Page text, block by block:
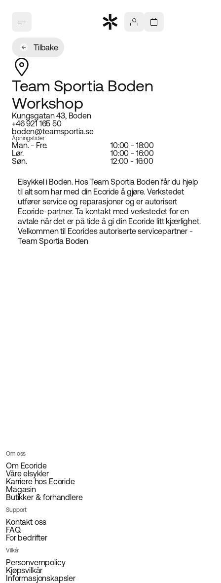
Tilbake
Team Sportia Boden
Workshop
Kungsgatan 43, Boden
+46 921 165 50
boden@teamsportia.se
Åpningstider
Man. - Fre.
10:00 - 18:00
Lør.
10:00 - 16:00
Søn.
12:00 - 16:00
Elsykkel i Boden. Hos Team Sportia Boden får du hjelp
til alt som har med din Ecoride å gjøre. Verkstedet
utfører service og reparasjoner og er autorisert
Ecoride-partner. Ta kontakt med verkstedet for en
avtale når det er på tide å gi din Ecoride litt kjærlighet.
Velkommen til Ecorides autoriserte servicepartner -
Team Sportia Boden
Om oss
Om Ecoride
Våre elsykler
Karriere hos Ecoride
Magasin
Butikker & forhandlere
Support
Kontakt oss
FAQ
For bedrifter
Vilkår
Personvernpolicy
Kjøpsvilkår
Informasjonskapsler